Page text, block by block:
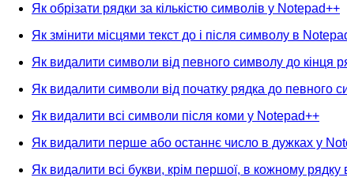
Як обрізати рядки за кількістю символів у Notepad++
Як змінити місцями текст до і після символу в
Як видалити символи від певного символу до кінця
Як видалити символи від початку рядка до певного
Як видалити всі символи після коми у Notepad++
Як видалити перше або останнє число в дужках у
Як видалити всі букви, крім першої, в кожному рядку